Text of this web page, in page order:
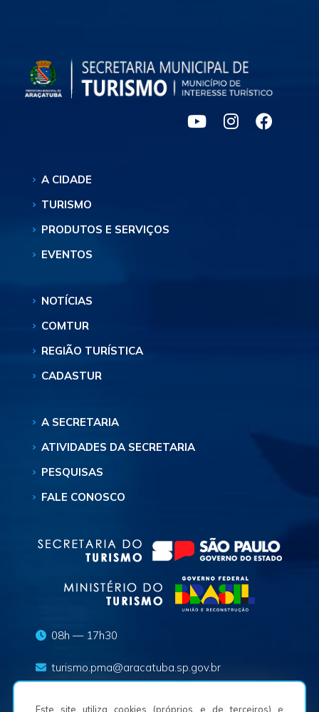
Este site utiliza cookies (próprios e de terceiros) e
A CIDADE
TURISMO
PRODUTOS E SERVIÇOS
EVENTOS
NOTÍCIAS
COMTUR
REGIÃO TURÍSTICA
CADASTUR
A SECRETARIA
ATIVIDADES DA SECRETARIA
PESQUISAS
FALE CONOSCO
08h — 17h30
turismo.pma@aracatuba.sp.gov.br